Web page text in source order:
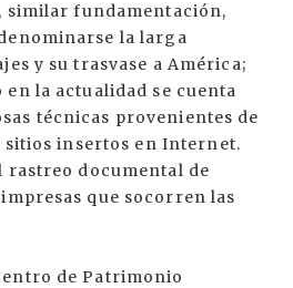
similar fundamentación,
la larga
y su trasvase a América;
en la actualidad se cuenta
técnicas provenientes de
insertos en Internet.
rastreo documental de
que socorren las
de Patrimonio